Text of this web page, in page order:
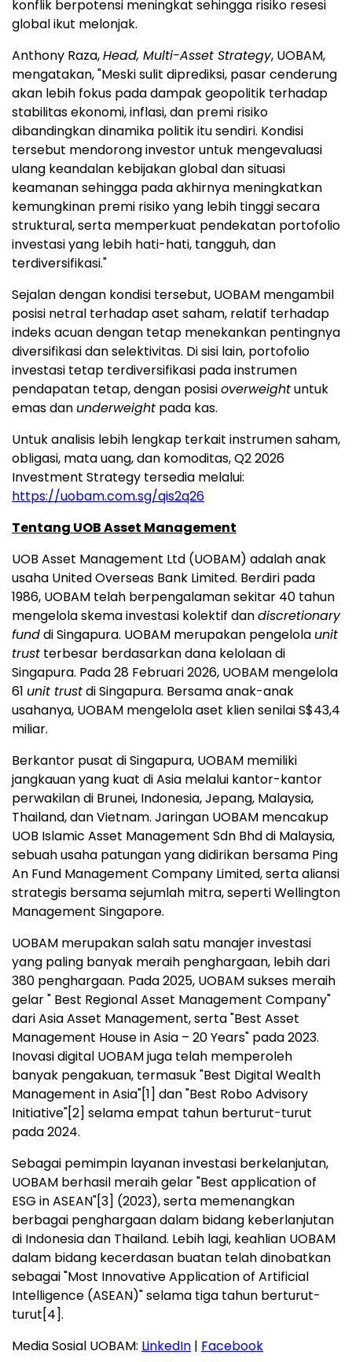
konflik berpotensi meningkat sehingga risiko resesi
global ikut melonjak.
Anthony Raza,Head, Multi-Asset Strategy, UOBAM,
mengatakan, "Meski sulit diprediksi, pasar cenderung
akan lebih fokus pada dampak geopolitik terhadap
stabilitas ekonomi, inflasi, dan premi risiko
dibandingkan dinamika politik itu sendiri. Kondisi
tersebut mendorong investor untuk mengevaluasi
ulang keandalan kebijakan global dan situasi
keamanan sehingga pada akhirnya meningkatkan
kemungkinan premi risiko yang lebih tinggi secara
struktural, serta memperkuat pendekatan portofolio
investasi yang lebih hati-hati, tangguh, dan
terdiversifikasi."
Sejalan dengan kondisi tersebut, UOBAM mengambil
posisi netral terhadap aset saham, relatif terhadap
indeks acuan dengan tetap menekankan pentingnya
diversifikasi dan selektivitas. Di sisi lain, portofolio
investasi tetap terdiversifikasi pada instrumen
pendapatan tetap, dengan posisioverweightuntuk
emas dan underweight pada kas.
Untuk analisis lebih lengkap terkait instrumen saham,
obligasi, mata uang, dan komoditas, Q2 2026
Investment Strategy tersedia melalui:
https://uobam.com.sg/qis2q26
Tentang UOB Asset Management
UOB Asset Management Ltd (UOBAM) adalah anak
usaha United Overseas Bank Limited. Berdiri pada
1986, UOBAM telah berpengalaman sekitar 40 tahun
mengelola skema investasi kolektif dandiscretionary
funddi Singapura. UOBAM merupakan pengelola unit
trust terbesar berdasarkan dana kelolaan di
Singapura. Pada 28 Februari 2026, UOBAM mengelola
61 unit trustdi Singapura. Bersama anak-anak
usahanya, UOBAM mengelola aset klien senilai S$43,4
miliar.
Berkantor pusat di Singapura, UOBAM memiliki
jangkauan yang kuat di Asia melalui kantor-kantor
perwakilan di Brunei, Indonesia, Jepang, Malaysia,
Thailand, dan Vietnam. Jaringan UOBAM mencakup
UOB Islamic Asset Management Sdn Bhd di Malaysia,
sebuah usaha patungan yang didirikan bersama Ping
An Fund Management Company Limited, serta aliansi
strategis bersama sejumlah mitra, seperti Wellington
Management Singapore.
UOBAM merupakan salah satu manajer investasi
yang paling banyak meraih penghargaan, lebih dari
380 penghargaan. Pada 2025, UOBAM sukses meraih
gelar " Best Regional Asset Management Company"
dari Asia Asset Management, serta "Best Asset
Management House in Asia – 20 Years" pada 2023.
Inovasi digital UOBAM juga telah memperoleh
banyak pengakuan, termasuk "Best Digital Wealth
Management in Asia"[1] dan "Best Robo Advisory
Initiative"[2] selama empat tahun berturut-turut
pada 2024.
Sebagai pemimpin layanan investasi berkelanjutan,
UOBAM berhasil meraih gelar "Best application of
ESG in ASEAN"[3] (2023), serta memenangkan
berbagai penghargaan dalam bidang keberlanjutan
di Indonesia dan Thailand. Lebih lagi, keahlian UOBAM
dalam bidang kecerdasan buatan telah dinobatkan
sebagai "Most Innovative Application of Artificial
Intelligence (ASEAN)" selama tiga tahun berturut-
turut[4].
Media Sosial UOBAM: LinkedIn | Facebook